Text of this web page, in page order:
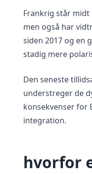
Frankrig står
men også har
siden 2017 og en
stadig mere
Den seneste
understreger de
konsekvenser
integration.
hvorfor